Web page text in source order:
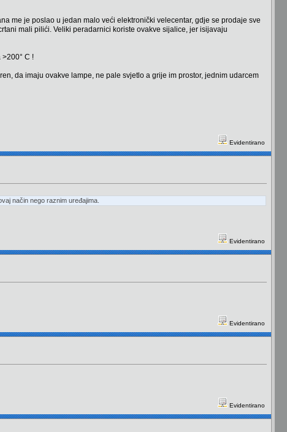
me je poslao u jedan malo veći elektronički velecentar, gdje se prodaje sve
mali pilići. Veliki peradarnici koriste ovakve sijalice, jer isijavaju
C !
da imaju ovakve lampe, ne pale svjetlo a grije im prostor, jednim udarcem
Evidentirano
način nego raznim uređajima.
Evidentirano
Evidentirano
Evidentirano